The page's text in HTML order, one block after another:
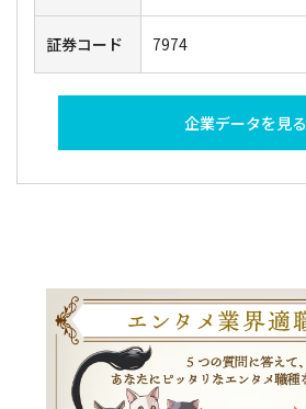
証券コード 7974
企業データを見る